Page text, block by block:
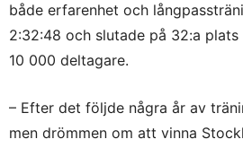
både erfarenhet och
2:32:48 och slutade på 32:a
10 000 deltagare.
– Efter det följde några år av
men drömmen om att vinna